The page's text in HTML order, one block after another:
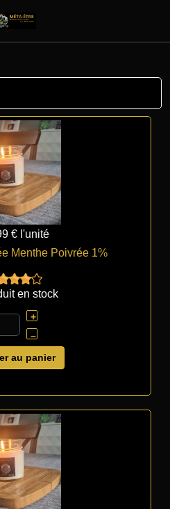
€ l'unité
Menthe Poivrée 1%
en stock
+
–
au panier